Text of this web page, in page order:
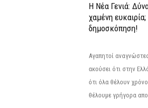
Η Νέα Γενιά:
χαμένη
δημοσκόπηση!
Αγαπητοί
ακούσει ότι στην
ότι όλα θέλουν
θέλουμε γρήγορα